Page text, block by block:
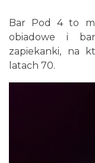
Bar Pod 4 to
obiadowe i
zapiekanki, na
latach 70.